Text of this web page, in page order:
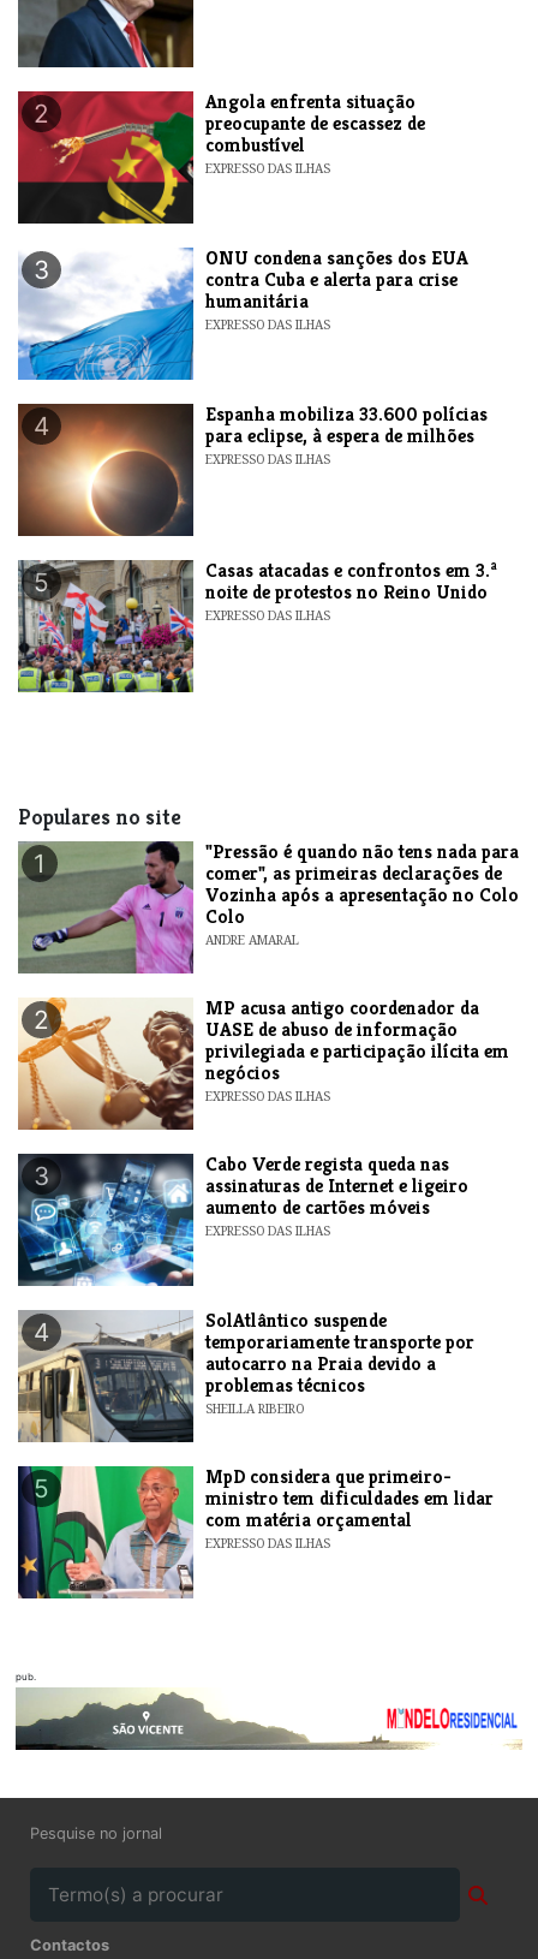
2
Angola enfrenta situação
preocupante de escassez de
combustível
EXPRESSO DAS ILHAS
3
ONU condena sanções dos EUA
contra Cuba e alerta para crise
humanitária
EXPRESSO DAS ILHAS
4
Espanha mobiliza 33.600 polícias
para eclipse, à espera de milhões
EXPRESSO DAS ILHAS
5
Casas atacadas e confrontos em 3.ª
noite de protestos no Reino Unido
EXPRESSO DAS ILHAS
Populares no site
1
"Pressão é quando não tens nada para
comer", as primeiras declarações de
Vozinha após a apresentação no Colo
Colo
ANDRE AMARAL
2
MP acusa antigo coordenador da
UASE de abuso de informação
privilegiada e participação ilícita em
negócios
EXPRESSO DAS ILHAS
3
Cabo Verde regista queda nas
assinaturas de Internet e ligeiro
aumento de cartões móveis
EXPRESSO DAS ILHAS
4
SolAtlântico suspende
temporariamente transporte por
autocarro na Praia devido a
problemas técnicos
SHEILLA RIBEIRO
5
MpD considera que primeiro-
ministro tem dificuldades em lidar
com matéria orçamental
EXPRESSO DAS ILHAS
pub.
Pesquise no jornal
Contactos